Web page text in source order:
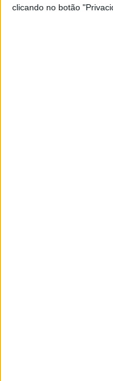
clicando no botão